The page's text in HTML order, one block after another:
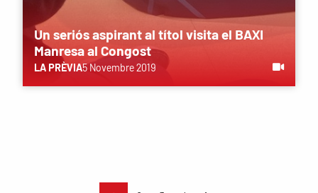
Un seriós aspirant al títol visita el BAXI
Manresa al Congost
LA PRÈVIA5 Novembre 2019